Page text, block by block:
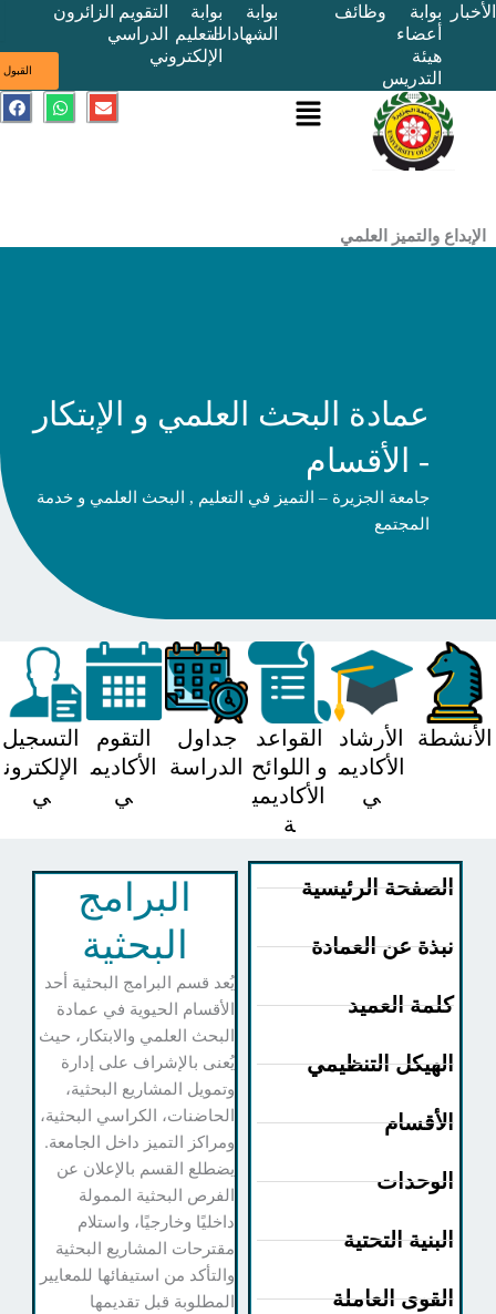
بوابة
التدريس
وظائف
الشهادات
بوابة
التعليم
الإلكتروني
التقويم
الدراسي
الزائرون
والتميز العلمي
القائمة E
W
h
F
a
عمادة البحث العلمي و الإبتكار
- الأقسام
جامعة الجزيرة – التميز في التعليم , البحث العلمي و خدمة
المجتمع
الأرشاد
الأكاديم
القواعد
و اللوائح
الأكاديمي
جداول
الدراسة
التقوم
الأكاديم
التسجيل
الإلكترون
الرئيسية
عن العمادة
العميد
التنظيمي
التحتية
العاملة
البرامج
البحثية
يُعد قسم البرامج البحثية أحد
الأقسام الحيوية في عمادة
البحث العلمي والابتكار، حيث
يُعنى بالإشراف على إدارة
وتمويل المشاريع البحثية،
الحاضنات، الكراسي البحثية،
ومراكز التميز داخل الجامعة.
يضطلع القسم بالإعلان عن
الفرص البحثية الممولة
داخليًا وخارجيًا، واستلام
مقترحات المشاريع البحثية
والتأكد من استيفائها للمعايير
المطلوبة قبل تقديمها